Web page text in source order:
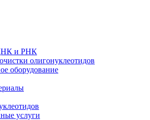
и РНК
олигонуклеотидов
оборудование
услуги